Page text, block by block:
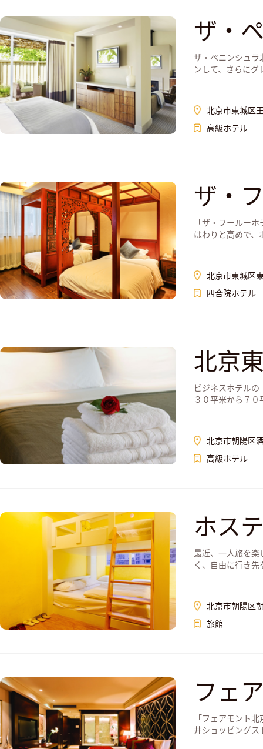
ザ・
ザ・ペニンシュラ
ンして、さらにグ
北京市東城区
高級ホテル
ザ・
「ザ・フールー
はわりと高めで、
北京市東城区
四合院ホテル
北京
ビジネスホテル
３０平米から７０
北京市朝陽区
高級ホテル
ホス
最近、一人旅を楽
く、自由に行き先
北京市朝陽区
旅館
フェ
「フェアモント
井ショッピングス